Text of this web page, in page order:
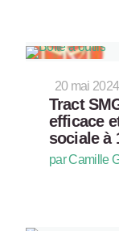
20 mai 2024
Tract
efficace
sociale à
par Camille